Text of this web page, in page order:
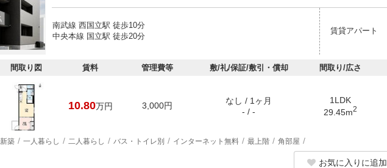
南武線 西国立駅 徒歩10分
中央本線 国立駅 徒歩20分
賃貸アパート
間取り図 賃料 管理費等 敷/礼/保証/敷引・償却 間取り/広さ
10.80万円 3,000円
なし / 1ヶ月
- / -
1LDK
29.45m2
新築 一人暮らし 二人暮らし バス・トイレ別 インターネット無料 最上階 角部屋
お気に入りに追加